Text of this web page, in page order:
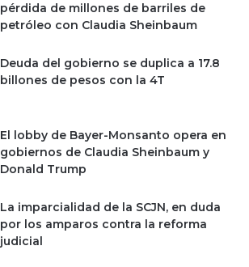
pérdida de millones de barriles de
petróleo con Claudia Sheinbaum
Deuda del gobierno se duplica a 17.8
billones de pesos con la 4T
El lobby de Bayer-Monsanto opera en
gobiernos de Claudia Sheinbaum y
Donald Trump
La imparcialidad de la SCJN, en duda
por los amparos contra la reforma
judicial